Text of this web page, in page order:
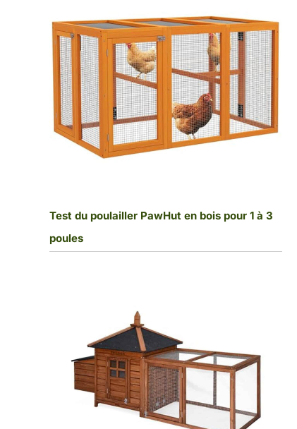
Test du poulailler PawHut en bois pour 1 à 3
poules